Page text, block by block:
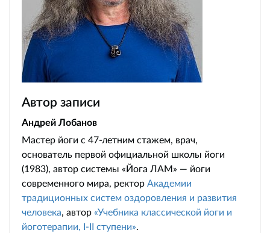
Автор записи
Андрей Лобанов
Мастер йоги с 47-летним стажем, врач,
основатель первой официальной школы йоги
(1983), автор системы «Йога ЛАМ» — йоги
современного мира, ректор Академии
традиционных систем оздоровления и развития
человека, автор «Учебника классической йоги и
йоготерапии, I-II ступени».